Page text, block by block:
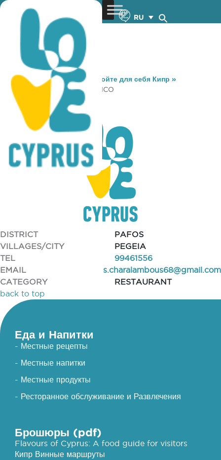
RU
You are here: Home »Откройте для себя Кипр »
Gastronomy
» PORTO ANTICO
PORTO ANTICO
DISTRICT
PAFOS
VILLAGES/CITY
PEGEIA
TEL
99461556
EMAIL
s.charalambous68@gmail.com
CATEGORY
RESTAURANT
back to top
Еда и Напитки
- Местные рецепты
- Местные напитки
- Местные продукты
- Ресторанное обслуживание и Развлечения
Брошюры (pdf)
Flavours of Cyprus: A food guide for visitors
Кипр Винные маршруты